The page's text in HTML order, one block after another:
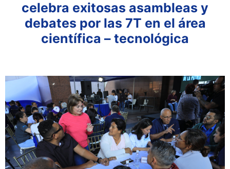
celebra exitosas asambleas y
debates por las 7T en el área
científica – tecnológica